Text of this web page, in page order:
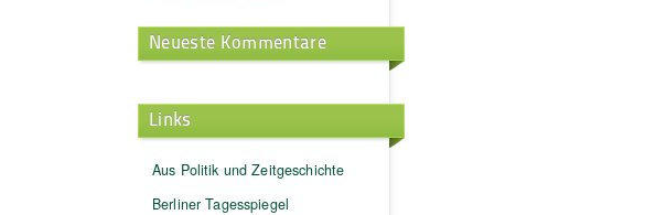
Neueste Kommentare
Links
Aus Politik und Zeitgeschichte
Berliner Tagesspiegel